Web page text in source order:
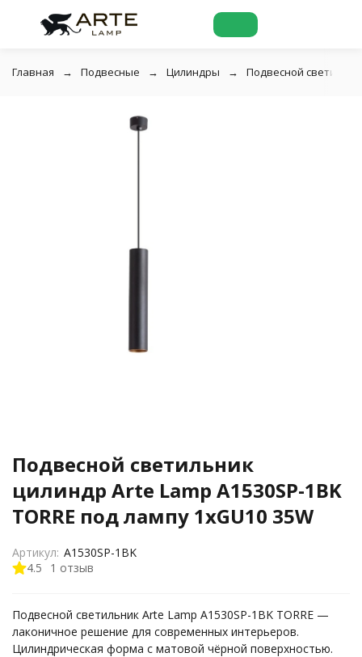
Главная Подвесные Цилиндры Подвесной
Подвесной светильник
цилиндр Arte Lamp A1530SP-1BK
TORRE под лампу 1xGU10 35W
4.5 1 отзыв
Артикул: A1530SP-1BK
Подвесной светильник Arte Lamp A1530SP-1BK TORRE —
лаконичное решение для современных интерьеров.
Цилиндрическая форма с матовой чёрной поверхностью.